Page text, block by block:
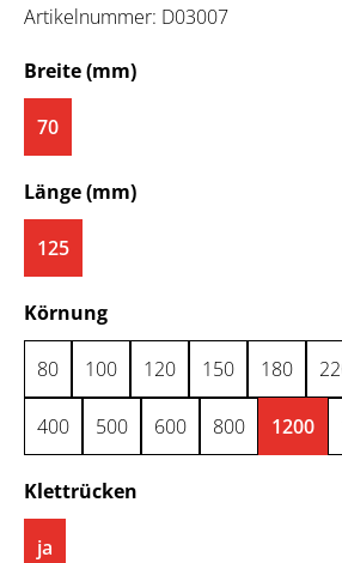
Artikelnummer: D03007
Breite (mm)auswählen
70
Länge (mm)auswählen
125
Körnungauswählen
80 100 120 150 180
400 500 600 800 1200
Klettrücken
ja